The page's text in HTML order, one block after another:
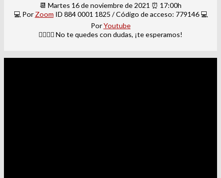
📆 Martes 16 de noviembre de 2021 ⏰ 17:00h
💻 Por Zoom ID 884 0001 1825 / Código de acceso: 779146 💻
PorYoutube
🙋‍♀️🙋‍♂️ No te quedes con dudas, ¡te esperamos!